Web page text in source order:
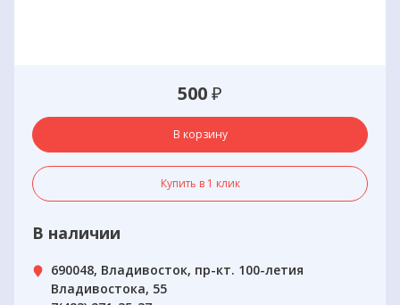
500₽
В корзину
Купить в 1 клик
В наличии
690048, Владивосток, пр-кт. 100-летия
Владивостока, 55